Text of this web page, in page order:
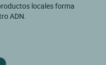
locales forma
ADN.